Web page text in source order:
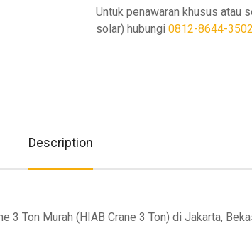
Untuk penawaran khusus atau
solar) hubungi 0812-8644-3502
Description
3 Ton Murah (HIAB Crane 3 Ton) di Jakarta,